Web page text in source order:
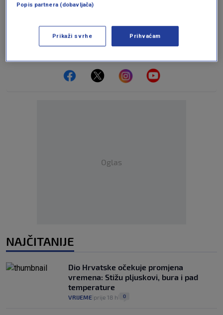
Budi prvi koji će ostaviti komentar
Oglas
NAJČITANIJE
Dio Hrvatske očekuje promjena
vremena: Stižu pljuskovi, bura i pad
temperature
VRIJEME prije 18 h 0
Popis partnera (dobavljača)
Prikaži svrhe Prihvaćam